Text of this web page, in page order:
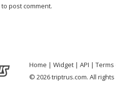
to post comment.
Home Widget API
Terms
© 2026 triptrus.com. All